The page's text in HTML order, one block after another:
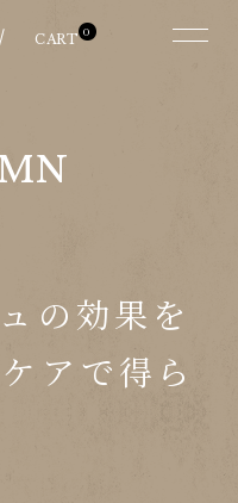
0
の効果を
アで得ら